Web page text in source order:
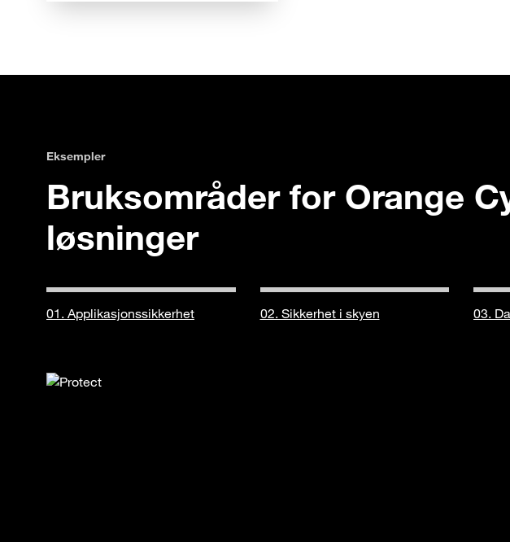
Eksempler
Bruksområder for Orange
løsninger
01. Applikasjonssikkerhet 02. Sikkerhet i skyen 03.